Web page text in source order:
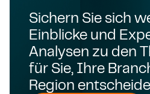
Sichern Sie sich
Einblicke und
Analysen zu den
für Sie, Ihre
Region